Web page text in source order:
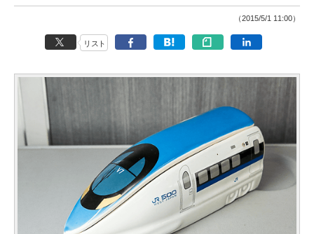
（2015/5/1 11:00）
リスト